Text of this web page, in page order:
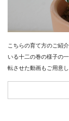
こちらの育て方のご紹
いる十二の巻の様子の
転させた動画もご用意し